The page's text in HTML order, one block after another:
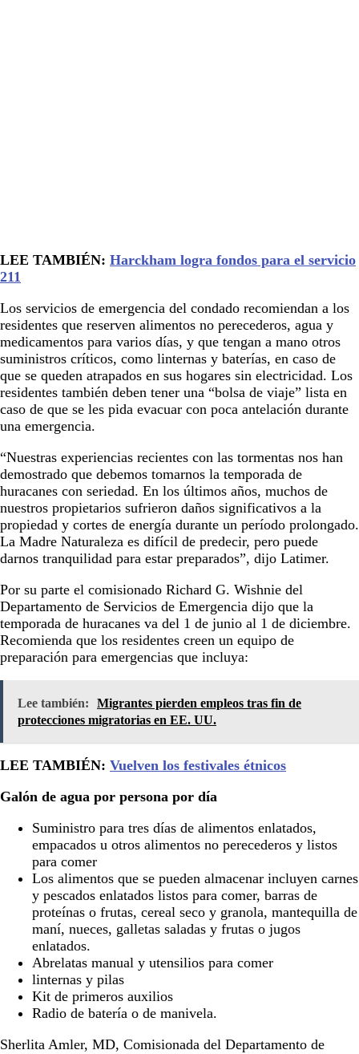
LEE TAMBIÉN: Harckham logra fondos para el servicio
211
Los servicios de emergencia del condado recomiendan a los
residentes que reserven alimentos no perecederos, agua y
medicamentos para varios días, y que tengan a mano otros
suministros críticos, como linternas y baterías, en caso de
que se queden atrapados en sus hogares sin electricidad. Los
residentes también deben tener una “bolsa de viaje” lista en
caso de que se les pida evacuar con poca antelación durante
una emergencia.
“Nuestras experiencias recientes con las tormentas nos han
demostrado que debemos tomarnos la temporada de
huracanes con seriedad. En los últimos años, muchos de
nuestros propietarios sufrieron daños significativos a la
propiedad y cortes de energía durante un período prolongado.
La Madre Naturaleza es difícil de predecir, pero puede
darnos tranquilidad para estar preparados”, dijo Latimer.
Por su parte el comisionado Richard G. Wishnie del
Departamento de Servicios de Emergencia dijo que la
temporada de huracanes va del 1 de junio al 1 de diciembre.
Recomienda que los residentes creen un equipo de
preparación para emergencias que incluya:
Lee también:
Migrantes pierden empleos tras fin de
protecciones migratorias en EE. UU.
LEE TAMBIÉN: Vuelven los festivales étnicos
Galón de agua por persona por día
Suministro para tres días de alimentos enlatados,
empacados u otros alimentos no perecederos y listos
para comer
Los alimentos que se pueden almacenar incluyen carnes
y pescados enlatados listos para comer, barras de
proteínas o frutas, cereal seco y granola, mantequilla de
maní, nueces, galletas saladas y frutas o jugos
enlatados.
Abrelatas manual y utensilios para comer
linternas y pilas
Kit de primeros auxilios
Radio de batería o de manivela.
Sherlita Amler, MD, Comisionada del Departamento de